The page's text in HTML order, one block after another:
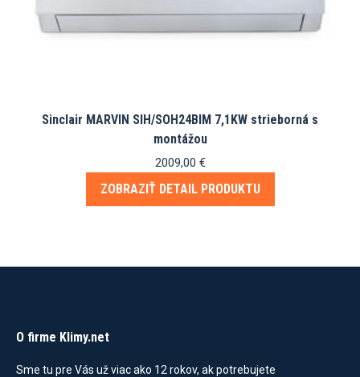
Sinclair MARVIN SIH/SOH24BIM 7,1KW strieborná s
montážou
2009,00 €
ZOBRAZIŤ DETAIL PRODUKTU
O firme Klimy.net
Sme tu pre Vás už viac ako 12 rokov, ak potrebujete